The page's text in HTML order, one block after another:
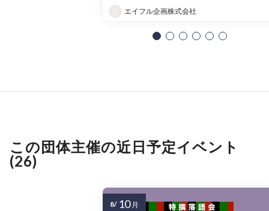
エイフル企画株式会社
この団体主催の近日予定イベント
(26)
8/ 10 月